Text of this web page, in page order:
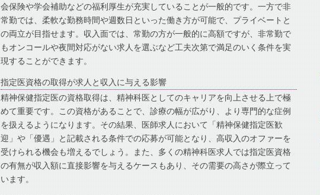
会保険や学会補助などの福利厚生が充実していることが一般的です。一方で非
常勤では、柔軟な勤務時間や週数日といった働き方が可能で、プライベートと
の両立が目指せます。収入面では、常勤の方が一般的に高額ですが、非常勤で
もオンコールや夜間対応がない求人を選ぶなど工夫次第で満足のいく条件を実
現することができます。
指定医資格の取得が求人と収入に与える影響
精神保健指定医の資格取得は、精神科医としてのキャリアを向上させる上で極
めて重要です。この資格があることで、診療の幅が広がり、より専門的な症例
を扱えるようになります。その結果、医師求人において「精神保健指定医歓
迎」や「優遇」と記載される条件での応募が可能となり、高収入のオファーを
受けられる機会も増えるでしょう。また、多くの精神科医求人では指定医資格
の有無が収入額に直接影響を与えるケースもあり、その需要の高さが際立って
います。